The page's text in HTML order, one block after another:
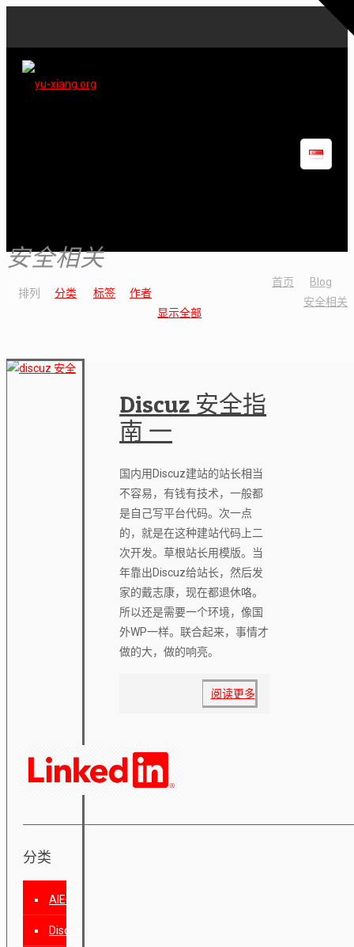
安全相关
首页
Blog
安全相关
排列 分类 标签
作者
显示全部
Discuz 安全指
南 一
国内用Discuz建站的站长相当
不容易，有钱有技术，一般都
是自己写平台代码。次一点
的，就是在这种建站代码上二
次开发。草根站长用模版。当
年靠出Discuz给站长，然后发
家的戴志康，现在都退休咯。
所以还是需要一个环境，像国
外WP一样。联合起来，事情才
做的大，做的响亮。
阅读更多
分类
AIEO
Discuz